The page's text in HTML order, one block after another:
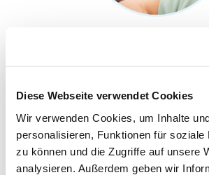
Diese Webseite verwendet Cookies
Wir verwenden Cookies, um Inhalte
personalisieren, Funktionen für soziale
zu können und die Zugriffe auf unsere
analysieren. Außerdem geben wir
Oase.
ZU DEN